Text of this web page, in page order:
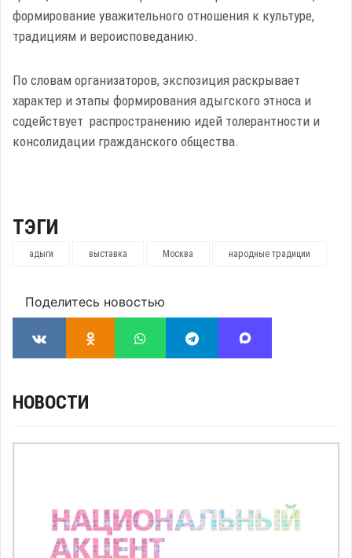
формирование уважительного отношения к культуре,
традициям и вероисповеданию.
По словам организаторов, экспозиция раскрывает
характер и этапы формирования адыгского этноса и
содействует распространению идей толерантности и
консолидации гражданского общества.
ТЭГИ
адыги выставка Москва народные традиции
Поделитесь новостью
НОВОСТИ